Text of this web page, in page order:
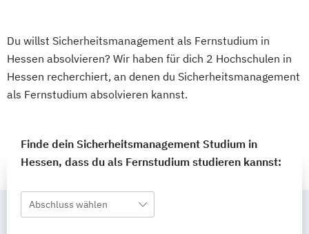
Du willst Sicherheitsmanagement als Fernstudium in
Hessen absolvieren? Wir haben für dich 2 Hochschulen in
Hessen recherchiert, an denen du Sicherheitsmanagement
als Fernstudium absolvieren kannst.
Finde dein Sicherheitsmanagement Studium in
Hessen, dass du als Fernstudium studieren kannst:
Abschluss wählen